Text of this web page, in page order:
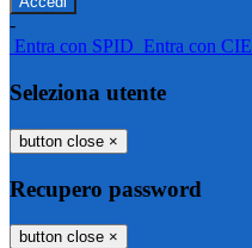
-
Entra con SPID Entra con CIE
Seleziona utente
button close ×
Recupero password
button close ×